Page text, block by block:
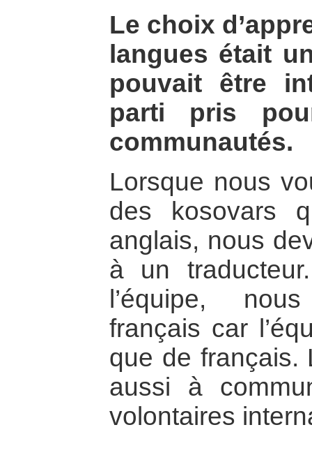
Le choix
langues était
pouvait être
parti pris
communautés.
Lorsque nous
des kosovars
anglais, nous
à un
l’équipe,
français car
que de français.
aussi à
volontaires